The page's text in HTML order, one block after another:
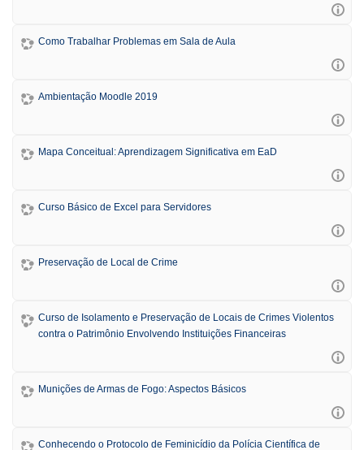
Como Trabalhar Problemas em Sala de Aula
Ambientação Moodle 2019
Mapa Conceitual: Aprendizagem Significativa em EaD
Curso Básico de Excel para Servidores
Preservação de Local de Crime
Curso de Isolamento e Preservação de Locais de Crimes Violentos
contra o Patrimônio Envolvendo Instituições Financeiras
Munições de Armas de Fogo: Aspectos Básicos
Conhecendo o Protocolo de Feminicídio da Polícia Científica de